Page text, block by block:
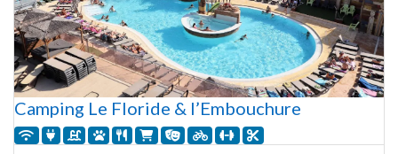
Camping Le Floride & l’Embouchure